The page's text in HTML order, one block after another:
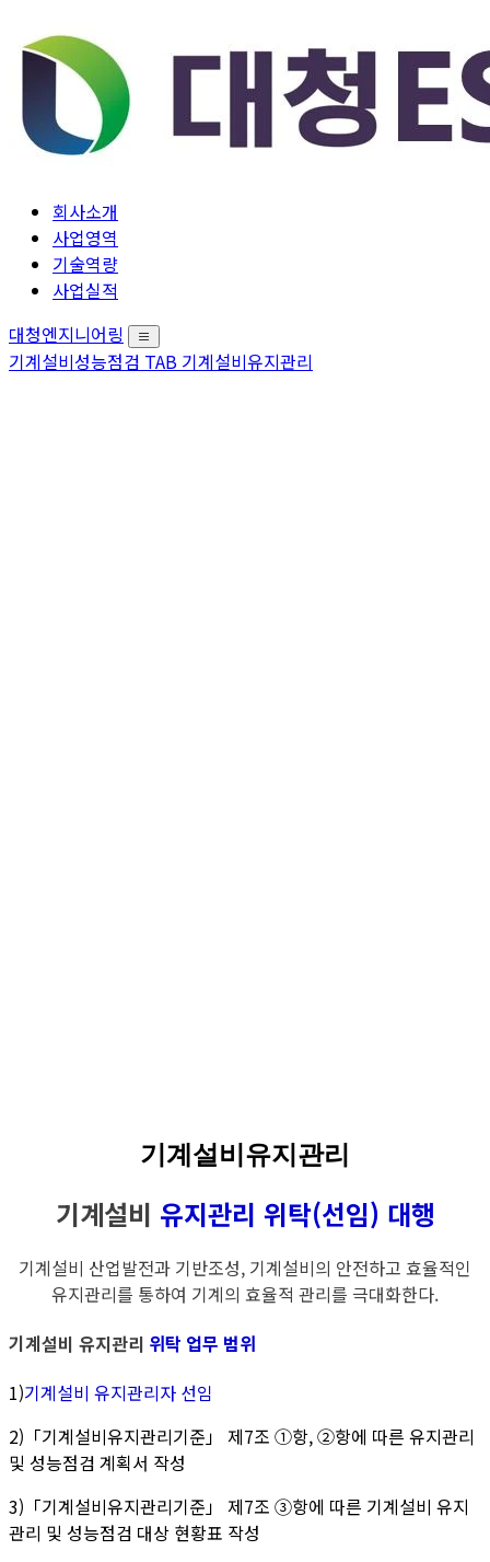
회사소개
사업영역
기술역량
사업실적
대청엔지니어링
기계설비성능점검 TAB 기계설비유지관리
기계설비유지관리
기계설비 유지관리 위탁(선임) 대행
기계설비 산업발전과 기반조성, 기계설비의 안전하고 효율적인
유지관리를 통하여 기계의 효율적 관리를 극대화한다.
기계설비 유지관리 위탁 업무 범위
1)기계설비 유지관리자 선임
2)「기계설비유지관리기준」 제7조 ①항, ②항에 따른 유지관리
및 성능점검 계획서 작성
3)「기계설비유지관리기준」 제7조 ③항에 따른 기계설비 유지
관리 및 성능점검 대상 현황표 작성